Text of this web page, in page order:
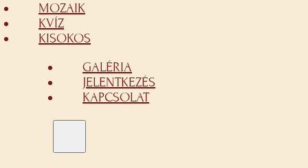
MOZAIK
KVÍZ
KISOKOS
GALÉRIA
JELENTKEZÉS
KAPCSOLAT